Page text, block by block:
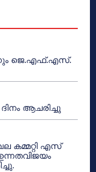
ജെ.എഫ്.എസ്.
ആചരിച്ചു
കമ്മറ്റി എസ്